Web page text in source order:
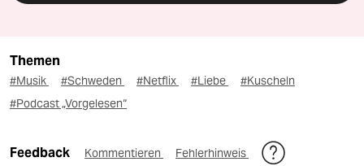
Themen
#Musik #Schweden #Netflix #Liebe
#Kuscheln
#Podcast „Vorgelesen“
Feedback Kommentieren Fehlerhinweis